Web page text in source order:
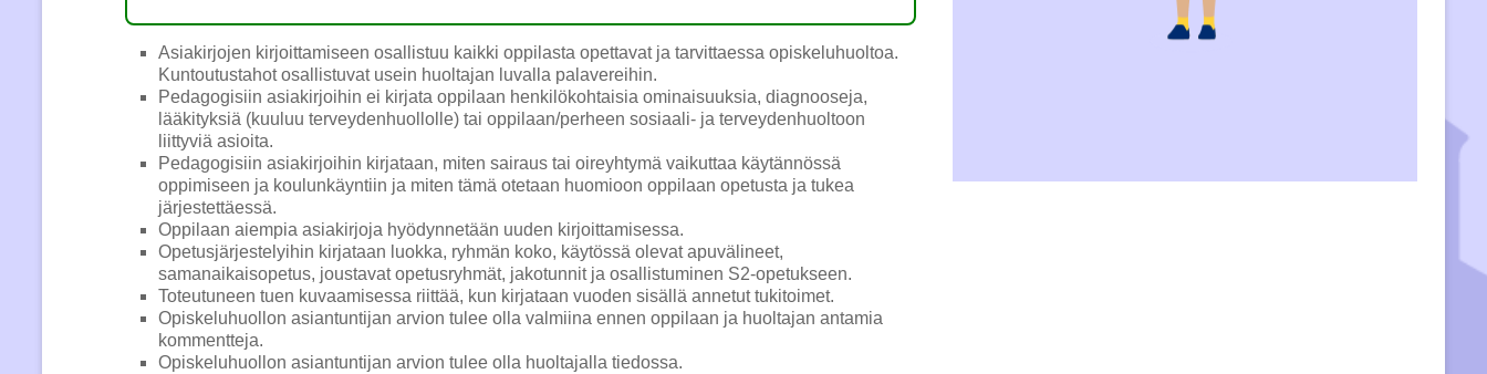
Asiakirjojen kirjoittamiseen osallistuu kaikki oppilasta opettavat ja tarvittaessa opiskeluhuoltoa.
Kuntoutustahot osallistuvat usein huoltajan luvalla palavereihin.
Pedagogisiin asiakirjoihin ei kirjata oppilaan henkilökohtaisia ominaisuuksia, diagnooseja,
lääkityksiä (kuuluu terveydenhuollolle) tai oppilaan/perheen sosiaali- ja terveydenhuoltoon
liittyviä asioita.
Pedagogisiin asiakirjoihin kirjataan, miten sairaus tai oireyhtymä vaikuttaa käytännössä
oppimiseen ja koulunkäyntiin ja miten tämä otetaan huomioon oppilaan opetusta ja tukea
järjestettäessä.
Oppilaan aiempia asiakirjoja hyödynnetään uuden kirjoittamisessa.
Opetusjärjestelyihin kirjataan luokka, ryhmän koko, käytössä olevat apuvälineet,
samanaikaisopetus, joustavat opetusryhmät, jakotunnit ja osallistuminen S2-opetukseen.
Toteutuneen tuen kuvaamisessa riittää, kun kirjataan vuoden sisällä annetut tukitoimet.
Opiskeluhuollon asiantuntijan arvion tulee olla valmiina ennen oppilaan ja huoltajan antamia
kommentteja.
Opiskeluhuollon asiantuntijan arvion tulee olla huoltajalla tiedossa.